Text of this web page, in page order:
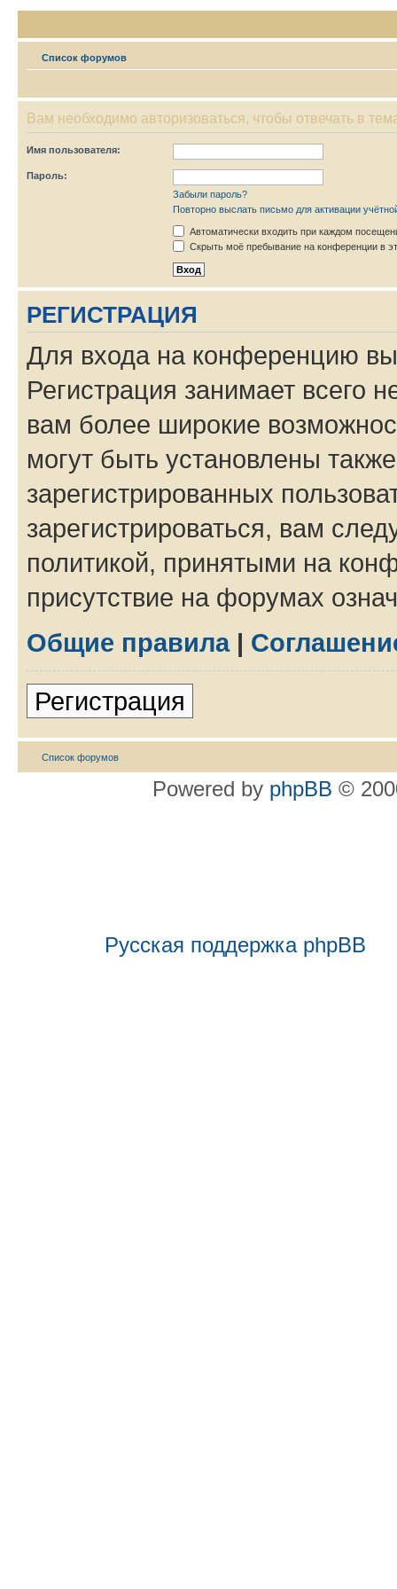
Список форумов
Вам необходимо авторизоваться, чтобы отвечать в
Имя пользователя:
Пароль:
Забыли пароль?
Повторно выслать письмо для активации
Автоматически входить при каждом
Скрыть моё пребывание на конференции в
РЕГИСТРАЦИЯ
Для входа на конференцию
Регистрация занимает всего
вам более широкие
могут быть установлены
зарегистрированных
зарегистрироваться, вам
политикой, принятыми на
присутствие на форумах
Общие правила|
Регистрация
Список форумов
Powered by phpBB ©
Русская поддержка phpBB